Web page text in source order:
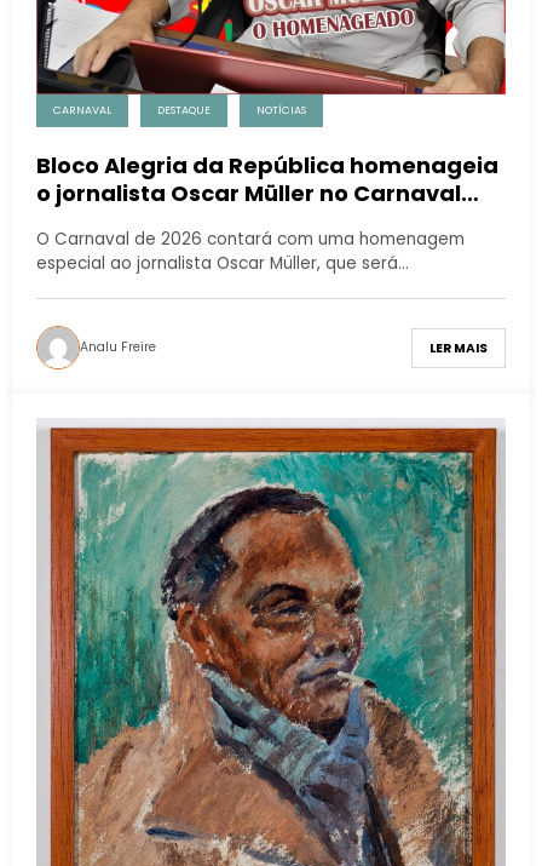
CARNAVAL DESTAQUE NOTÍCIAS
Bloco Alegria da República homenageia
o jornalista Oscar Müller no Carnaval
O Carnaval de 2026 contará com uma homenagem
especial ao jornalista Oscar Müller, que será…
Analu Freire LER MAIS